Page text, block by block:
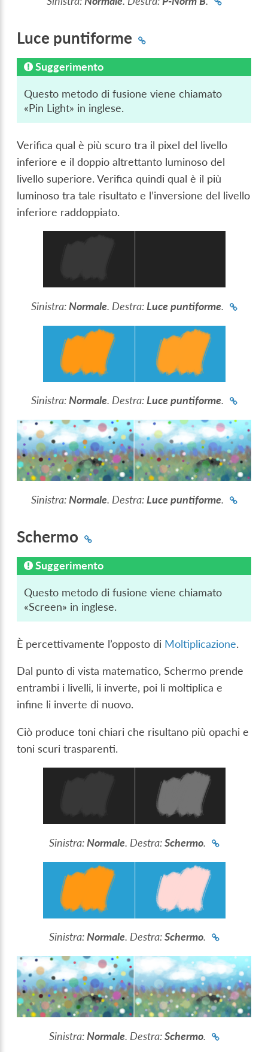
Luce puntiforme
Suggerimento
Questo metodo di fusione viene chiamato
«Pin Light» in inglese.
Verifica qual è più scuro tra il pixel del livello
inferiore e il doppio altrettanto luminoso del
livello superiore. Verifica quindi qual è il più
luminoso tra tale risultato e l’inversione del livello
inferiore raddoppiato.
Sinistra: Normale. Destra: Luce puntiforme.
Sinistra: Normale. Destra: Luce puntiforme.
Sinistra: Normale. Destra: Luce puntiforme.
Schermo
Suggerimento
Questo metodo di fusione viene chiamato
«Screen» in inglese.
È percettivamente l’opposto di Moltiplicazione.
Dal punto di vista matematico, Schermo prende
entrambi i livelli, li inverte, poi li moltiplica e
infine li inverte di nuovo.
Ciò produce toni chiari che risultano più opachi e
toni scuri trasparenti.
Sinistra: Normale. Destra:Schermo.
Sinistra:Normale. Destra:Schermo.
Sinistra: Normale. Destra:Schermo.